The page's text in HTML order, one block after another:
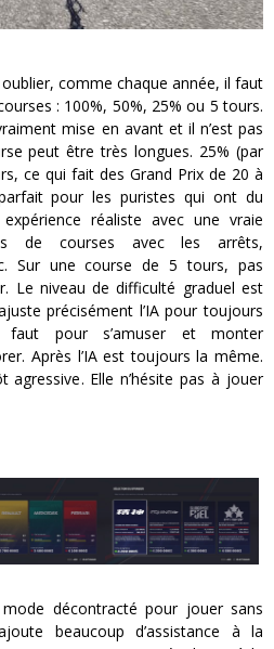
comme chaque année, il faut
: 100%, 50%, 25% ou 5 tours.
mise en avant et il n’est pas
peut être très longues. 25% (par
ce qui fait des Grand Prix de 20 à
pour les puristes qui ont du
réaliste avec une vraie
de courses avec les arrêts,
Sur une course de 5 tours, pas
Le niveau de difficulté graduel est
précisément l’IA pour toujours
faut pour s’amuser et monter
Après l’IA est toujours la même.
Elle n’hésite pas à jouer
décontracté pour jouer sans
beaucoup d’assistance à la